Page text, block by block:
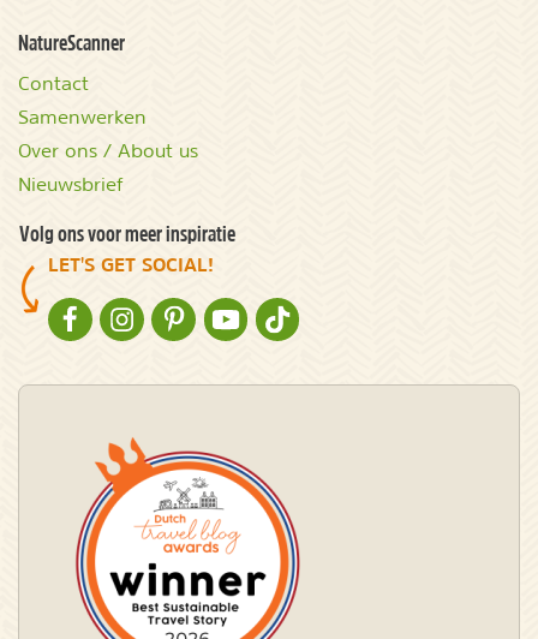
NatureScanner
Contact
Samenwerken
Over ons / About us
Nieuwsbrief
Volg ons voor meer inspiratie
LET'S GET SOCIAL!
NATURESCANNER OP FACEBOOK
NATURESCANNER OP INSTAGRAM
NATURESCANNER OP PINTEREST
NATURESCANNER OP YOUTUBE
NATURESCANNER OP TIKTOK